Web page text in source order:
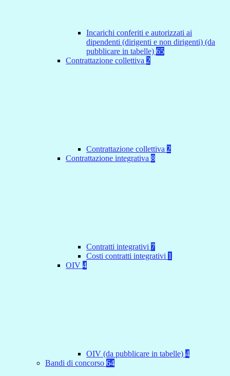
Incarichi conferiti e autorizzati ai
dipendenti (dirigenti e non dirigenti) (da
pubblicare in tabelle) 65
Contrattazione collettiva 2
Contrattazione collettiva 2
Contrattazione integrativa 8
Contratti integrativi 7
Costi contratti integrativi 1
OIV 4
OIV (da pubblicare in tabelle) 4
Bandi di concorso 64